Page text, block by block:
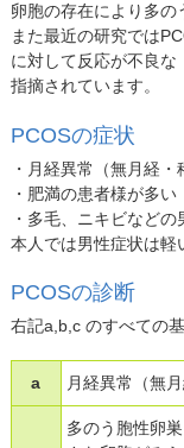
卵胞の存在により多の
また最近の研究では
に対して反応が不良な
指摘されています。
PCOSの症状
・月経異常（無月経・
・肥満の患者様が多い
・多毛、ニキビなど
本人では男性症状は軽
PCOSの診断
右記a,b,c のすべての
a 月経異常（無
多のう胞性卵